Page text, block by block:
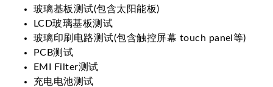
玻璃基板测试(包含太阳能板)
LCD玻璃基板测试
玻璃印刷电路测试(包含触控屏幕 touch panel等)
PCB测试
EMI Filter测试
充电电池测试